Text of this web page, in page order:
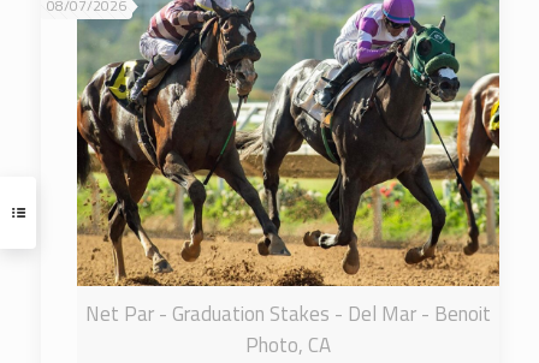
Net Par - Graduation Stakes - Del Mar - Benoit
Photo, CA
08/07/2026